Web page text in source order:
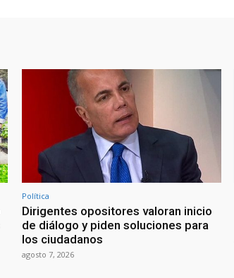
Política
Dirigentes opositores valoran inicio
de diálogo y piden soluciones para
los ciudadanos
agosto 7, 2026